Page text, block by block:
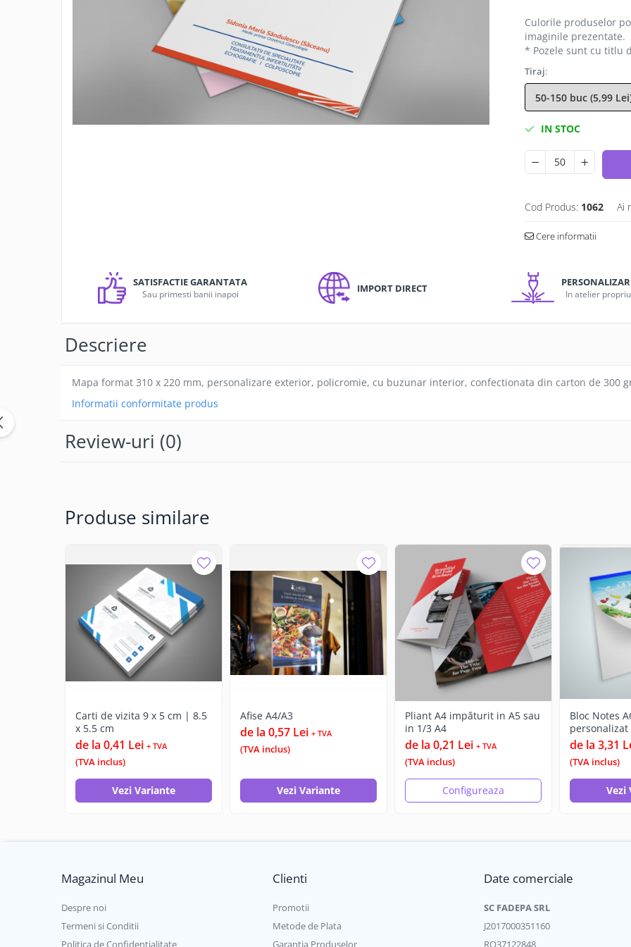
Seturi si Cutii intrumente de scris
Tricouri Copii
Sepci
Haine de lucru personalizate
Lanyarduri si Ecusoane
Sacose material reciclat
Sacose poliester
Sisteme de afisare
Sticle termice, Termosuri, Cani
Accesorii de birou
Marcare autovehicule
Culorile produselor
imaginile prezentate.
* Pozele sunt cu titlu
Tiraj:
IN STOC
Cod Produs: 1062 Ai
Cere informatii
SATISFACTIE GARANTATA
Sau primesti banii inapoi IMPORT DIRECT In atelier propriu
Descriere
Mapa format 310 x 220 mm, personalizare exterior, policromie, cu buzunar interior, confectionata din carton de 300
Informatii conformitate produs
Review-uri (0)
Produse similare
Carti de vizita 9 x 5 cm | 8.5
x 5.5 cm
de la 0,41 Lei + TVA
(TVA inclus)
Vezi Variante
Afise A4/A3
de la 0,57 Lei + TVA
(TVA inclus)
Vezi Variante
Pliant A4 impăturit in A5 sau
in 1/3 A4
de la 0,21 Lei + TVA
(TVA inclus)
Configureaza
Bloc Notes
personalizat
de la 3,31
(TVA inclus)
Vezi
Magazinul Meu
Despre noi
Termeni si Conditii
Politica de Confidentialitate
Clienti
Promotii
Metode de Plata
Garantia Produselor
Date comerciale
SC FADEPA SRL
J2017000351160
RO37122848